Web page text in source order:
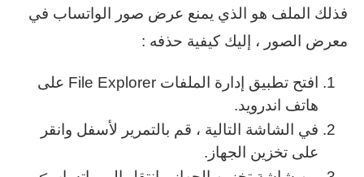
فذلك الملف هو الذي يمنع عرض صور الواتساب في
معرض الصور ، إليك كيفية حذفه :
افتح تطبيق إدارة الملفات File Explorer على
هاتف اندرويد.
في الشاشة التالية ، قم بالتمرير لأسفل وانقر
على تخزين الجهاز.